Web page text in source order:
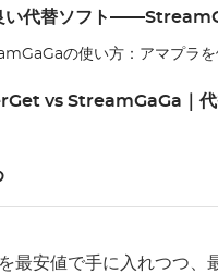
い代替ソフト
の使い方：アマプラを
vs StreamGaGa｜代
最安値で手に入れつつ、